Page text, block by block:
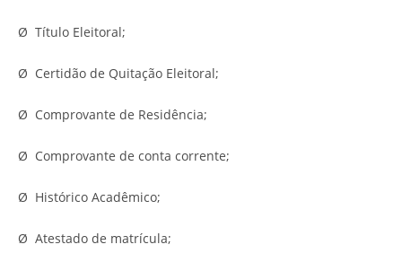
Ø Título Eleitoral;
Ø Certidão de Quitação Eleitoral;
Ø Comprovante de Residência;
Ø Comprovante de conta corrente;
Ø Histórico Acadêmico;
Ø Atestado de matrícula;